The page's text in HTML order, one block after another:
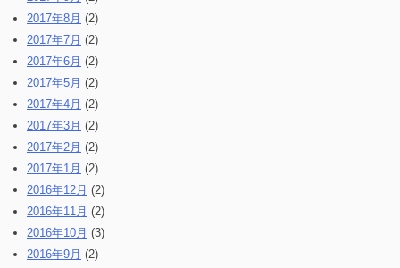
2017年8月 (2)
2017年7月 (2)
2017年6月 (2)
2017年5月 (2)
2017年4月 (2)
2017年3月 (2)
2017年2月 (2)
2017年1月 (2)
2016年12月 (2)
2016年11月 (2)
2016年10月 (3)
2016年9月 (2)